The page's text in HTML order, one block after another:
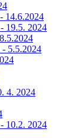
14.6.2024
19.5. 2024
- 5.5.2024
4. 2024
10.2. 2024